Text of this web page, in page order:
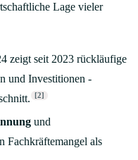
Lage vieler
zeigt seit 2023 rückläufige
und Investitionen -
[2]
und
Fachkräftemangel als